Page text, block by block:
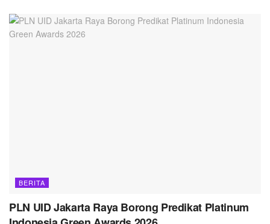
BERITA
PLN UID Jakarta Raya Borong Predikat Platinum